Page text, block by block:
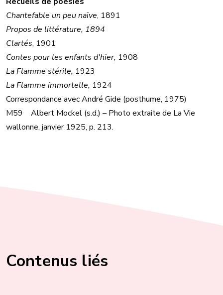
Chantefable un peu naïve, 1891
Propos de littérature, 1894
Clartés, 1901
Contes pour les enfants d'hier, 1908
La Flamme stérile, 1923
La Flamme immortelle, 1924
Correspondance avec André Gide (posthume, 1975)
M59 Albert Mockel (s.d.) – Photo extraite de La Vie
wallonne, janvier 1925, p. 213.
Contenus liés